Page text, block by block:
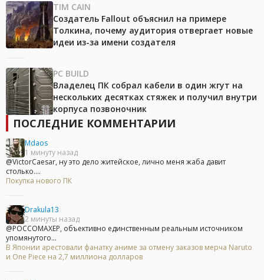
TIM CAIN
Создатель Fallout объяснил на примере
Толкина, почему аудитория отвергает новые
идеи из-за имени создателя
PC BUILD
Владелец ПК собрал кабели в один жгут на
нескольких десятках стяжек и получил внутри
корпуса позвоночник
ПОСЛЕДНИЕ КОММЕНТАРИИ
Mdaos
1 минуту назад
@VictorCaesar, ну это дело житейское, лично меня жаба давит
столько....
Покупка нового ПК
Drakula13
2 минуты назад
@POCCOMAXEP, объективно единственным реальным источником
упомянутого...
В Японии арестовали фанатку аниме за отмену заказов мерча Naruto
и One Piece на 2,7 миллиона долларов